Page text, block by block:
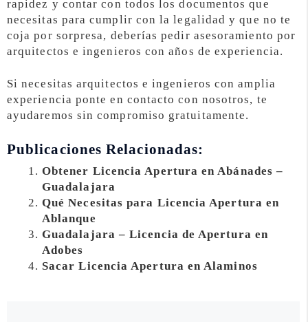
rapidez y contar con todos los documentos que
necesitas para cumplir con la legalidad y que no te
coja por sorpresa, deberías pedir asesoramiento por
arquitectos e ingenieros con años de experiencia.
Si necesitas arquitectos e ingenieros con amplia
experiencia ponte en contacto con nosotros, te
ayudaremos sin compromiso gratuitamente.
Publicaciones Relacionadas:
Obtener Licencia Apertura en Abánades –
Guadalajara
Qué Necesitas para Licencia Apertura en
Ablanque
Guadalajara – Licencia de Apertura en
Adobes
Sacar Licencia Apertura en Alaminos